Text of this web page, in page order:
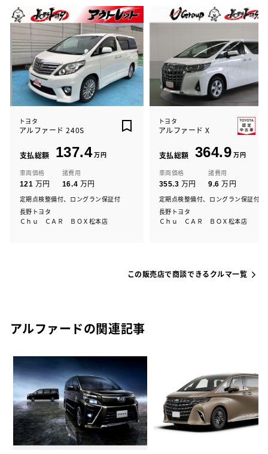
トヨタ
アルファード 240S
支払総額 137.4万円
車両価格
121 万円
諸費用
16.4 万円
定期点検整備付、ロングラン保証付
長野トヨタ
Ｃｈｕ ＣＡＲ ＢＯＸ松本店
トヨタ
アルファード X
支払総額 364.9 万円
車両価格
355.3 万円
諸費用
9.6 万円
定期点検整備付、ロングラン保証付
長野トヨタ
Ｃｈｕ ＣＡＲ ＢＯＸ松本店
この販売店で商談できるクルマ一覧
アルファードの関連記事